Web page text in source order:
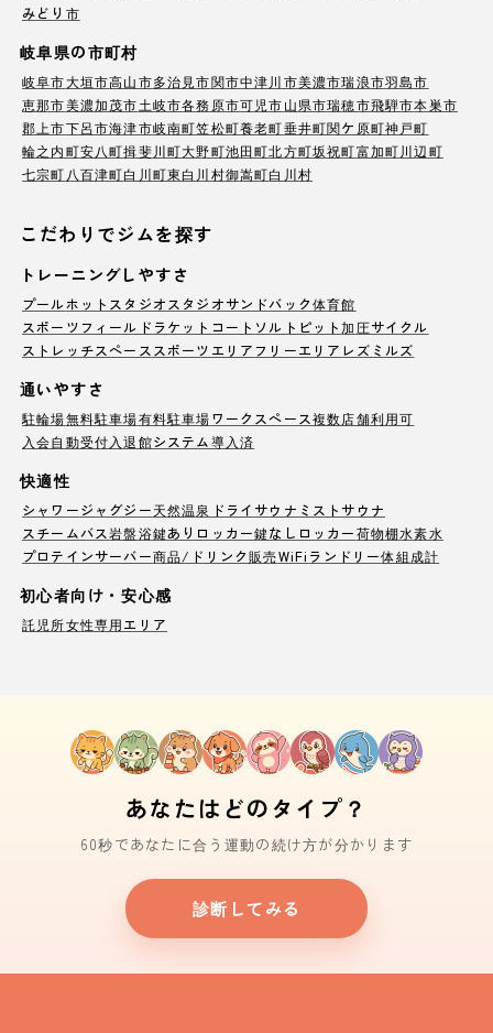
みどり市
岐阜県の市町村
岐阜市大垣市高山市多治見市関市中津川市美濃市瑞浪市羽島市
恵那市美濃加茂市土岐市各務原市可児市山県市瑞穂市飛騨市本巣市
郡上市下呂市海津市岐南町笠松町養老町垂井町関ケ原町神戸町
輪之内町安八町揖斐川町大野町池田町北方町坂祝町富加町川辺町
七宗町 八百津町白川町東白川村御嵩町白川村
こだわりでジムを探す
トレーニングしやすさ
プールホットスタジオ スタジオサンドバック体育館
スポーツフィールド ラケットコート ソルトピット加圧サイクル
ストレッチスペース スポーツエリア フリーエリア レズミルズ
通いやすさ
駐輪場無料駐車場有料駐車場ワークスペース複数店舗利用可
入会自動受付 入退館システム導入済
快適性
シャワージャグジー天然温泉 ドライサウナ ミストサウナ
スチームバス岩盤浴鍵ありロッカー鍵なしロッカー荷物棚水素水
プロテインサーバー商品/ドリンク販売WiFi ランドリー体組成計
初心者向け・安心感
託児所女性専用エリア
あなたはどのタイプ？
60秒であなたに合う運動の続け方が分かります
診断してみる